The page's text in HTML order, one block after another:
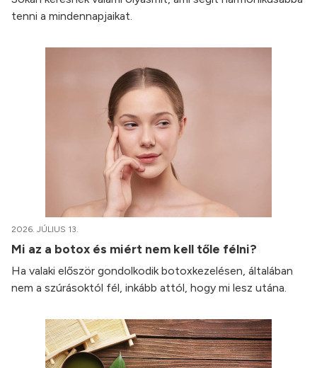
tenni a mindennapjaikat.
2026. JÚLIUS 13.
Mi az a botox és miért nem kell tőle félni?
Ha valaki először gondolkodik botoxkezelésen, általában
nem a szúrásoktól fél, inkább attól, hogy mi lesz utána.